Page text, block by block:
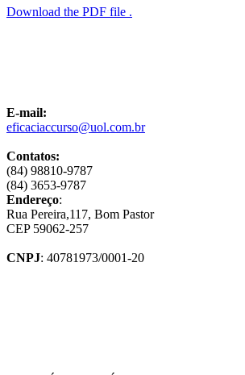
Download the PDF file .
E-mail:
eficaciaccurso@uol.com.br
Contatos:
(84) 98810-9787
(84) 3653-9787
Endereço:
Rua Pereira,117, Bom Pastor
CEP 59062-257
CNPJ: 40781973/0001-20